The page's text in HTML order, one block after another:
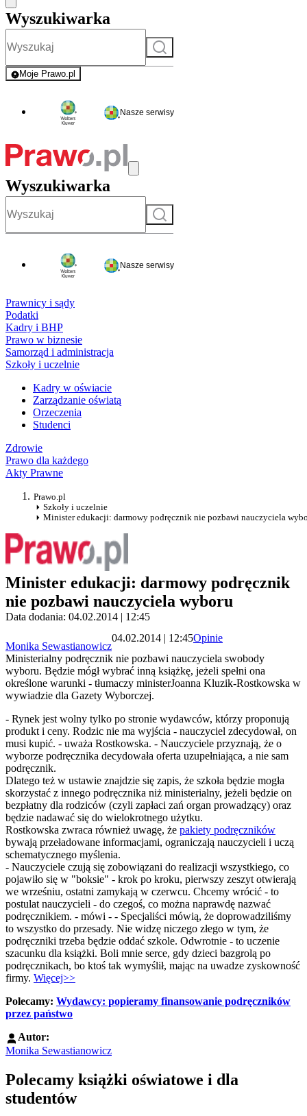
Wyszukiwarka
Szukaj
Moje Prawo.pl
- rejestracja i logowanie do serwisu
Nasze serwisy
Wyszukiwarka
Szukaj
Nasze serwisy
Prawnicy i sądy
Podatki
Kadry i BHP
Prawo w biznesie
Samorząd i administracja
Szkoły i uczelnie
Kadry w oświacie
Zarządzanie oświatą
Orzeczenia
Studenci
Zdrowie
Prawo dla każdego
Akty Prawne
Prawo.pl
Szkoły i uczelnie
Minister edukacji: darmowy podręcznik nie pozbawi nauczyciela
Minister edukacji: darmowy podręcznik
nie pozbawi nauczyciela wyboru
Data dodania: 04.02.2014 | 12:45
Monika Sewastianowicz
04.02.2014 | 12:45Opinie
Ministerialny podręcznik nie pozbawi nauczyciela swobody
wyboru. Będzie mógł wybrać inną książkę, jeżeli spełni ona
określone warunki - tłumaczy ministerJoanna Kluzik-Rostkowska w
wywiadzie dla Gazety Wyborczej.
- Rynek jest wolny tylko po stronie wydawców, którzy proponują
produkt i ceny. Rodzic nie ma wyjścia - nauczyciel zdecydował, on
musi kupić. - uważa Rostkowska. - Nauczyciele przyznają, że o
wyborze podręcznika decydowała oferta uzupełniająca, a nie sam
podręcznik.
Dlatego też w ustawie znajdzie się zapis, że szkoła będzie mogła
skorzystać z innego podręcznika niż ministerialny, jeżeli będzie on
bezpłatny dla rodziców (czyli zapłaci zań organ prowadzący) oraz
będzie nadawać się do wielokrotnego użytku.
Rostkowska zwraca również uwagę, że pakiety podręczników
bywają przeładowane informacjami, ograniczają nauczycieli i uczą
schematycznego myślenia.
- Nauczyciele czują się zobowiązani do realizacji wszystkiego, co
pojawiło się w "boksie" - krok po kroku, pierwszy zeszyt otwierają
we wrześniu, ostatni zamykają w czerwcu. Chcemy wrócić - to
postulat nauczycieli - do czegoś, co można naprawdę nazwać
podręcznikiem. - mówi - - Specjaliści mówią, że doprowadziliśmy
to wszystko do przesady. Nie widzę niczego złego w tym, że
podręczniki trzeba będzie oddać szkole. Odwrotnie - to uczenie
szacunku dla książki. Boli mnie serce, gdy dzieci bazgrolą po
podręcznikach, bo ktoś tak wymyślił, mając na uwadze zyskowność
firmy. Więcej>>
Polecamy: Wydawcy: popieramy finansowanie podręczników
przez państwo
Autor:
Monika Sewastianowicz
Polecamy książki oświatowe i dla
studentów